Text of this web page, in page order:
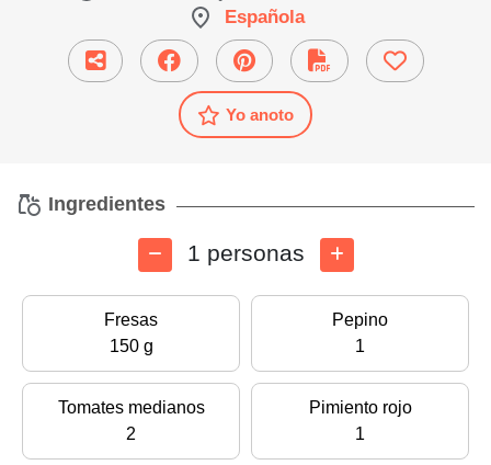
Española
Yo anoto
Ingredientes
1 personas
Fresas
150 g
Pepino
1
Tomates medianos
2
Pimiento rojo
1